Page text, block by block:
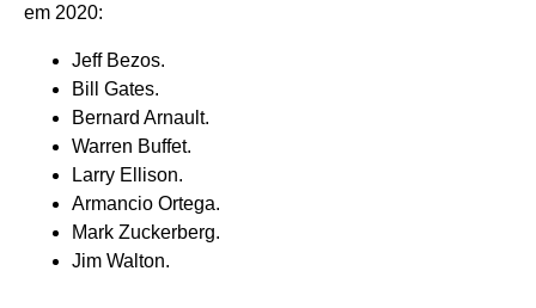
em 2020:
Jeff Bezos.
Bill Gates.
Bernard Arnault.
Warren Buffet.
Larry Ellison.
Armancio Ortega.
Mark Zuckerberg.
Jim Walton.